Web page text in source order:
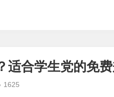
适合学生党的免
1625